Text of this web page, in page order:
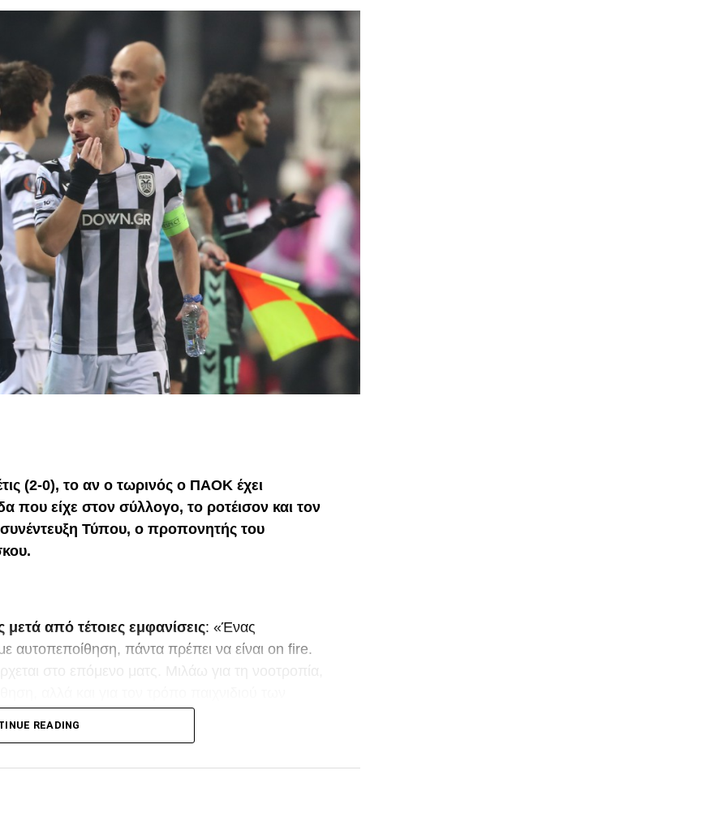
(2-0), το αν ο τωρινός ο ΠΑΟΚ έχει
που είχε στον σύλλογο, το ροτέισον και τον
Τύπου, ο προπονητής του
από τέτοιες εμφανίσεις: «Ένας
αυτοπεποίθηση, πάντα πρέπει να είναι on fire.
στο επόμενο ματς. Μιλάω για τη νοοτροπία,
προπονητής θα πρέπει να έχει αυτοπεποίθηση
καλύτερα και είχα την εντύπωση ότι
βήματα πίσω, και έπαιρναν μπάλες στις
READING